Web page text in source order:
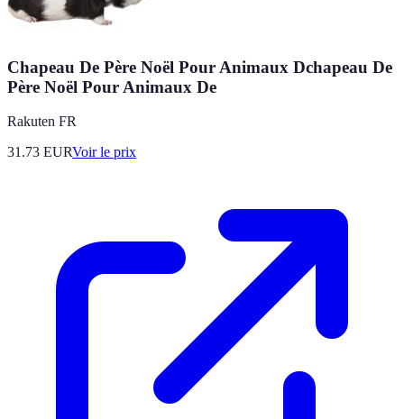
Chapeau De Père Noël Pour Animaux Dchapeau De
Père Noël Pour Animaux De
Rakuten FR
31.73 EURVoir le prix